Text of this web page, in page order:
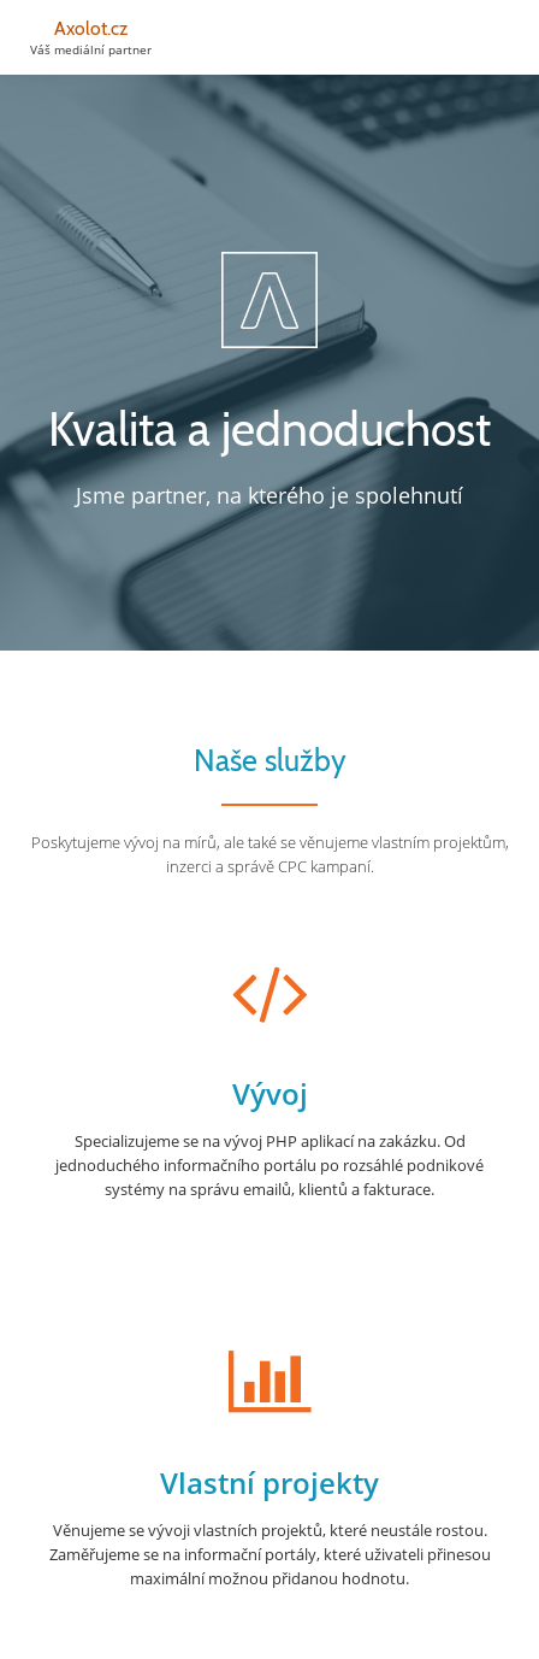
Axolot.cz
Váš mediální partner
Kvalita a jednoduchost
Jsme partner, na kterého je spolehnutí
Naše služby
Poskytujeme vývoj na mírů, ale také se věnujeme vlastním projektům,
inzerci a správě CPC kampaní.
Vývoj
Specializujeme se na vývoj PHP aplikací na zakázku. Od
jednoduchého informačního portálu po rozsáhlé podnikové
systémy na správu emailů, klientů a fakturace.
Vlastní projekty
Věnujeme se vývoji vlastních projektů, které neustále rostou.
Zaměřujeme se na informační portály, které uživateli přinesou
maximální možnou přidanou hodnotu.